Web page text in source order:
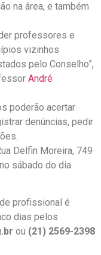
na área, e também
professores e
vizinhos
pelo Conselho”,
André
poderão acertar
denúncias, pedir
Delfin Moreira, 749
sábado do dia
profissional é
dias pelos
ou (21) 2569-2398